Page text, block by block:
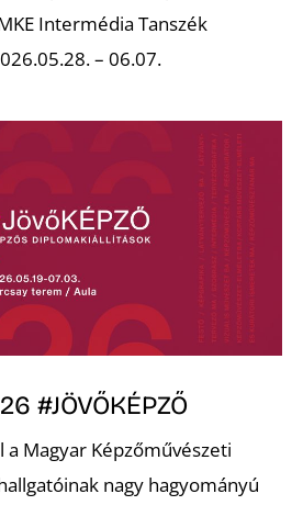
Intermédia Tanszék
– 06.07.
#JÖVŐKÉPZŐ
a Magyar Képzőművészeti
nagy hagyományú